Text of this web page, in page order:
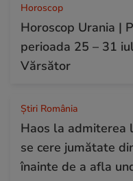
Horoscop
Horoscop Urania |
perioada 25 – 31
Vărsător
Știri România
Haos la admiterea
se cere jumătate
înainte de a afla